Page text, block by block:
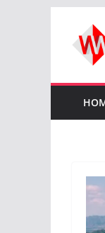
content